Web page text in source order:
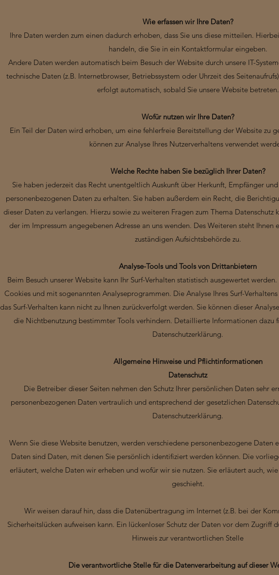
Wie erfassen wir Ihre Daten?
Ihre Daten werden zum einen dadurch erhoben, dass Sie uns diese mitteilen.
handeln, die Sie in ein Kontaktformular eingeben.
Andere Daten werden automatisch beim Besuch der Website durch unsere IT-
technische Daten (z.B. Internetbrowser, Betriebssystem oder Uhrzeit des
erfolgt automatisch, sobald Sie unsere Website betreten.
Wofür nutzen wir Ihre Daten?
Ein Teil der Daten wird erhoben, um eine fehlerfreie Bereitstellung der Website zu
können zur Analyse Ihres Nutzerverhaltens verwendet
Welche Rechte haben Sie bezüglich Ihrer Daten?
Sie haben jederzeit das Recht unentgeltlich Auskunft über Herkunft, Empfänger
personenbezogenen Daten zu erhalten. Sie haben außerdem ein Recht, die
dieser Daten zu verlangen. Hierzu sowie zu weiteren Fragen zum Thema Datenschutz
der im Impressum angegebenen Adresse an uns wenden. Des Weiteren steht Ihnen
zuständigen Aufsichtsbehörde zu.
Analyse-Tools und Tools von Drittanbietern
Beim Besuch unserer Website kann Ihr Surf-Verhalten statistisch ausgewertet
Cookies und mit sogenannten Analyseprogrammen. Die Analyse Ihres Surf-
das Surf-Verhalten kann nicht zu Ihnen zurückverfolgt werden. Sie können dieser
die Nichtbenutzung bestimmter Tools verhindern. Detaillierte Informationen dazu
Datenschutzerklärung.
Allgemeine Hinweise und Pflichtinformationen
Datenschutz
Die Betreiber dieser Seiten nehmen den Schutz Ihrer persönlichen Daten sehr
personenbezogenen Daten vertraulich und entsprechend der gesetzlichen
Datenschutzerklärung.
Wenn Sie diese Website benutzen, werden verschiedene personenbezogene Daten
Daten sind Daten, mit denen Sie persönlich identifiziert werden können. Die
erläutert, welche Daten wir erheben und wofür wir sie nutzen. Sie erläutert auch,
geschieht.
Wir weisen darauf hin, dass die Datenübertragung im Internet (z.B. bei der
Sicherheitslücken aufweisen kann. Ein lückenloser Schutz der Daten vor dem Zugriff
Hinweis zur verantwortlichen Stelle
Die verantwortliche Stelle für die Datenverarbeitung auf dieser